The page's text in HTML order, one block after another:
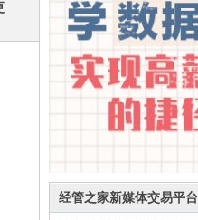
经管之家新媒体交易平台